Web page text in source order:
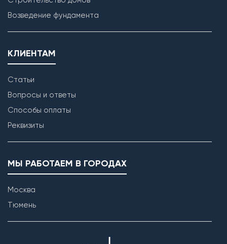
Возведение фундамента
КЛИЕНТАМ
Статьи
Вопросы и ответы
Способы оплаты
Реквизиты
МЫ РАБОТАЕМ В ГОРОДАХ
Москва
Тюмень